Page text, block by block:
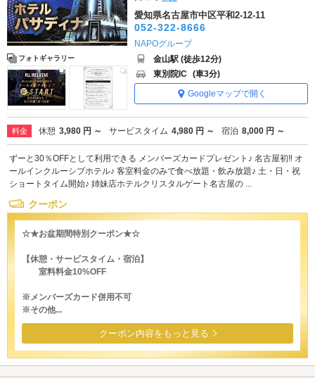
フォトギャラリー
愛知県名古屋市中区平和2-12-11
052-322-8666
NAPOグループ
金山駅 (徒歩12分)
東別院IC (車3分)
Googleマップで開く
料金 休憩 3,980 円 ～ サービスタイム 4,980 円 ～ 宿泊 8,000 円 ～
ずーと30％OFFとして利用できる メンバーズカードプレゼント♪ 名古屋初‼ オ
ールインクルーシブホテル♪ 客室料金のみで食べ放題・飲み放題♪ 土・日・祝
ショートタイム開始♪ 姉妹店ホテルクリスタルゲート名古屋の ...
クーポン
☆★お盆期間特別クーポン★☆
【休憩・サービスタイム・宿泊】
室料料金10%OFF
※メンバーズカード併用不可
※その他...
クーポン内容をもっと見る